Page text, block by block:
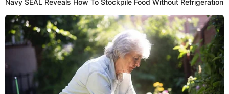
Periodista especializado en deportes y con interés en el de
guerra. Licenciado en la Universidad Tecnológica del Perú.
Redactor senior en El Popular, con capacidades en diseño y
edición. Interesado en temas de política, ambiental y
cultural.